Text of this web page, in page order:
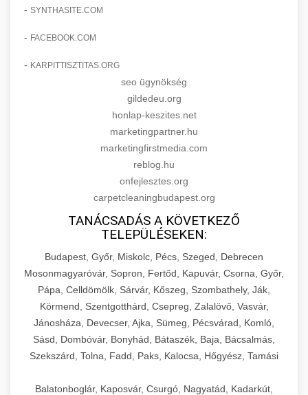
- SYNTHASITE.COM
- FACEBOOK.COM
- KARPITTISZTITAS.ORG
seo ügynökség
gildedeu.org
honlap-keszites.net
marketingpartner.hu
marketingfirstmedia.com
reblog.hu
onfejlesztes.org
carpetcleaningbudapest.org
TANÁCSADÁS A KÖVETKEZŐ
TELEPÜLÉSEKEN:
Budapest, Győr, Miskolc, Pécs, Szeged, Debrecen
Mosonmagyaróvár, Sopron, Fertőd, Kapuvár, Csorna, Győr,
Pápa, Celldömölk, Sárvár, Kőszeg, Szombathely, Ják,
Körmend, Szentgotthárd, Csepreg, Zalalövő, Vasvár,
Jánosháza, Devecser, Ajka, Sümeg, Pécsvárad, Komló,
Sásd, Dombóvár, Bonyhád, Bátaszék, Baja, Bácsalmás,
Szekszárd, Tolna, Fadd, Paks, Kalocsa, Hőgyész, Tamási
Balatonboglár, Kaposvár, Csurgó, Nagyatád, Kadarkút,